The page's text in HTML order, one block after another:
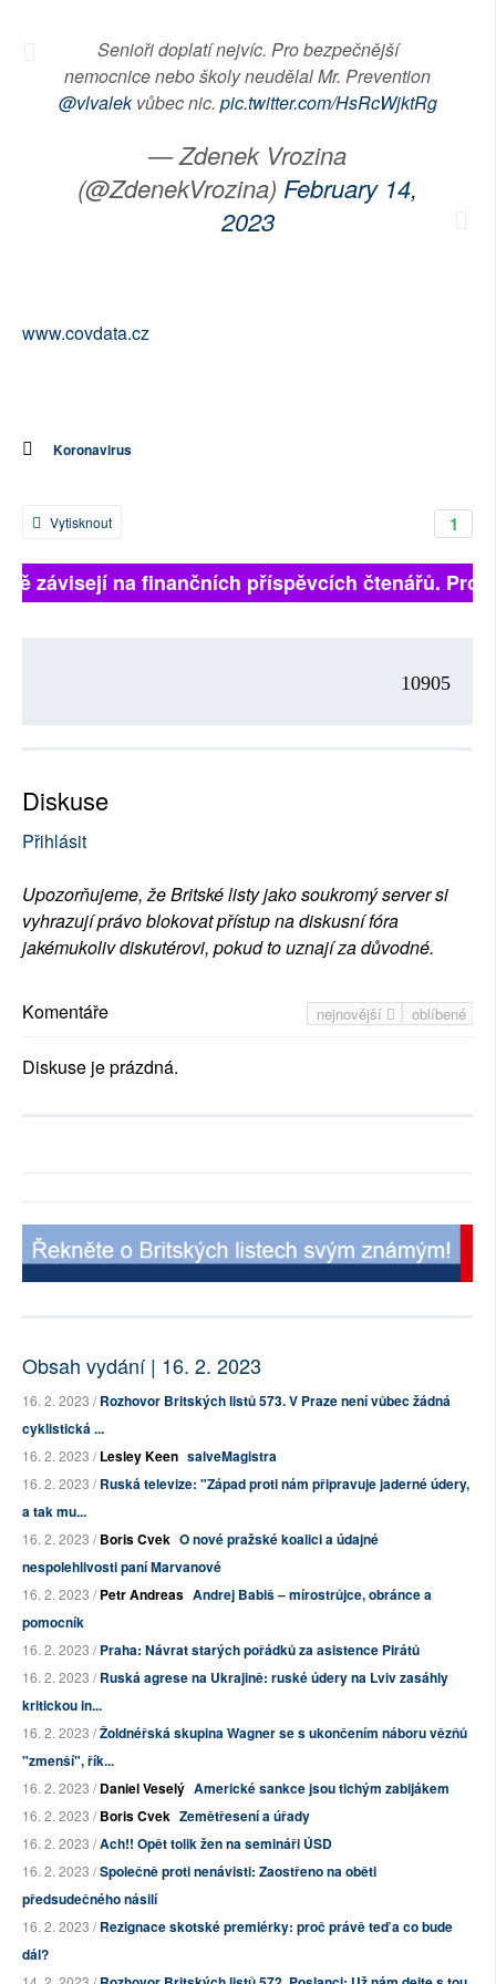
RUBRIKY
Senioři doplatí nejvíc. Pro bezpečnější
nemocnice nebo školy neudělal Mr. Prevention
@vlvalekvůbec nic. pic.twitter.com/HsRcWjktRg
— Zdenek Vrozina
(@ZdenekVrozina) February 14,
2023
www.covdata.cz
Koronavirus
1
Vytisknout
závisejí na finančních příspěvcích čtenářů.
10905
Diskuse
Přihlásit
Upozorňujeme, že Britské listy jako soukromý server si
vyhrazují právo blokovat přístup na diskusní fóra
jakémukoliv diskutérovi, pokud to uznají za důvodné.
nejnovější oblíbené
Komentáře
Diskuse je prázdná.
Obsah vydání | 16. 2. 2023
16. 2. 2023 /Rozhovor Britských listů 573. V Praze není vůbec žádná
cyklistická ...
16. 2. 2023 /Lesley Keen salveMagistra
16. 2. 2023 /Ruská televize: "Západ proti nám připravuje jaderné údery,
a tak mu...
16. 2. 2023 /Boris Cvek O nové pražské koalici a údajné
nespolehlivosti paní Marvanové
16. 2. 2023 /Petr Andreas Andrej Babiš – mírostrůjce, obránce a
pomocník
16. 2. 2023 /Praha: Návrat starých pořádků za asistence Pirátů
16. 2. 2023 /Ruská agrese na Ukrajině: ruské údery na Lviv zasáhly
kritickou in...
16. 2. 2023 /Žoldnéřská skupina Wagner se s ukončením náboru vězňů
"zmenší", řík...
16. 2. 2023 /Daniel Veselý Americké sankce jsou tichým zabijákem
16. 2. 2023 /Boris Cvek Zemětřesení a úřady
16. 2. 2023 /Ach!! Opět tolik žen na semináři ÚSD
16. 2. 2023 /Společně proti nenávisti: Zaostřeno na oběti
předsudečného násilí
16. 2. 2023 /Rezignace skotské premiérky: proč právě teď a co bude
dál?